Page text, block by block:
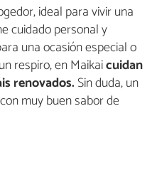
ideal para vivir una
cuidado personal y
una ocasión especial o
respiro, en Maikaicuidan
renovados.Sin duda, un
muy buen sabor de